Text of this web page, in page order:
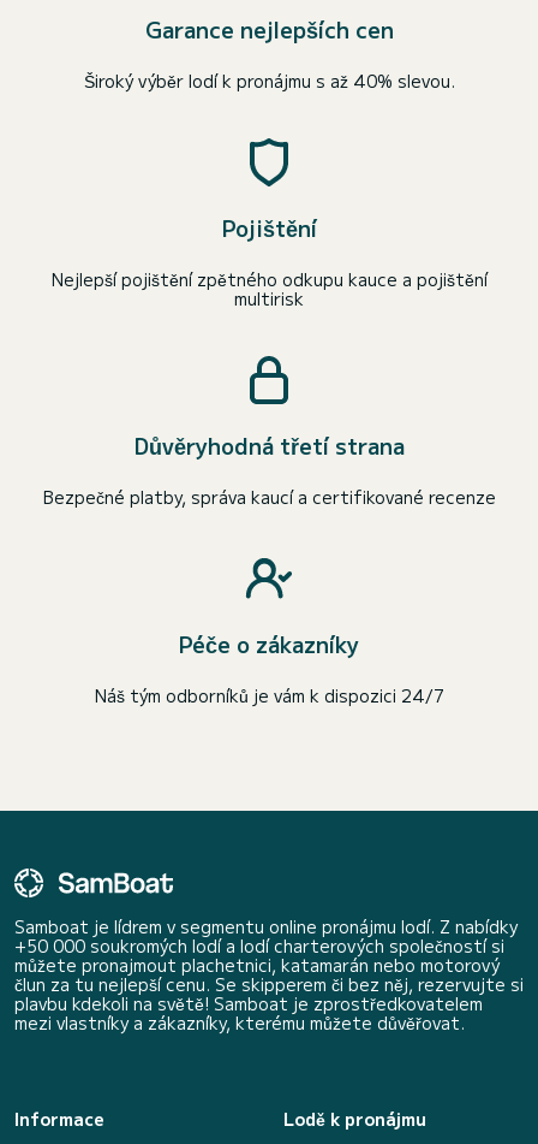
Garance nejlepších cen
Široký výběr lodí k pronájmu s až 40% slevou.
Pojištění
Nejlepší pojištění zpětného odkupu kauce a pojištění
multirisk
Důvěryhodná třetí strana
Bezpečné platby, správa kaucí a certifikované recenze
Péče o zákazníky
Náš tým odborníků je vám k dispozici 24/7
Samboat je lídrem v segmentu online pronájmu lodí. Z nabídky
+50 000 soukromých lodí a lodí charterových společností si
můžete pronajmout plachetnici, katamarán nebo motorový
člun za tu nejlepší cenu. Se skipperem či bez něj, rezervujte si
plavbu kdekoli na světě! Samboat je zprostředkovatelem
mezi vlastníky a zákazníky, kterému můžete důvěřovat.
Informace
Lodě k pronájmu